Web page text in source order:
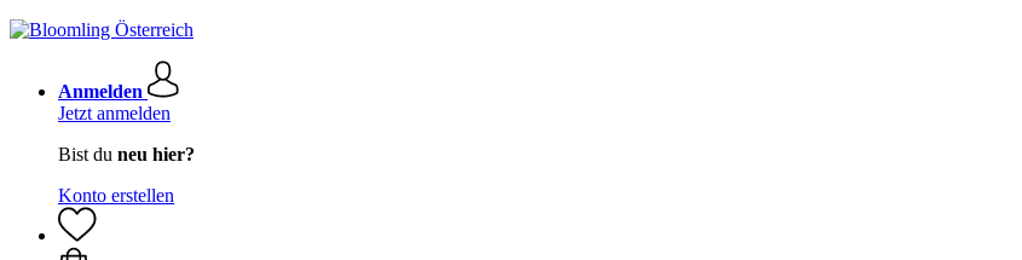
Anmelden
Jetzt anmelden
Bist du neu hier?
Konto erstellen